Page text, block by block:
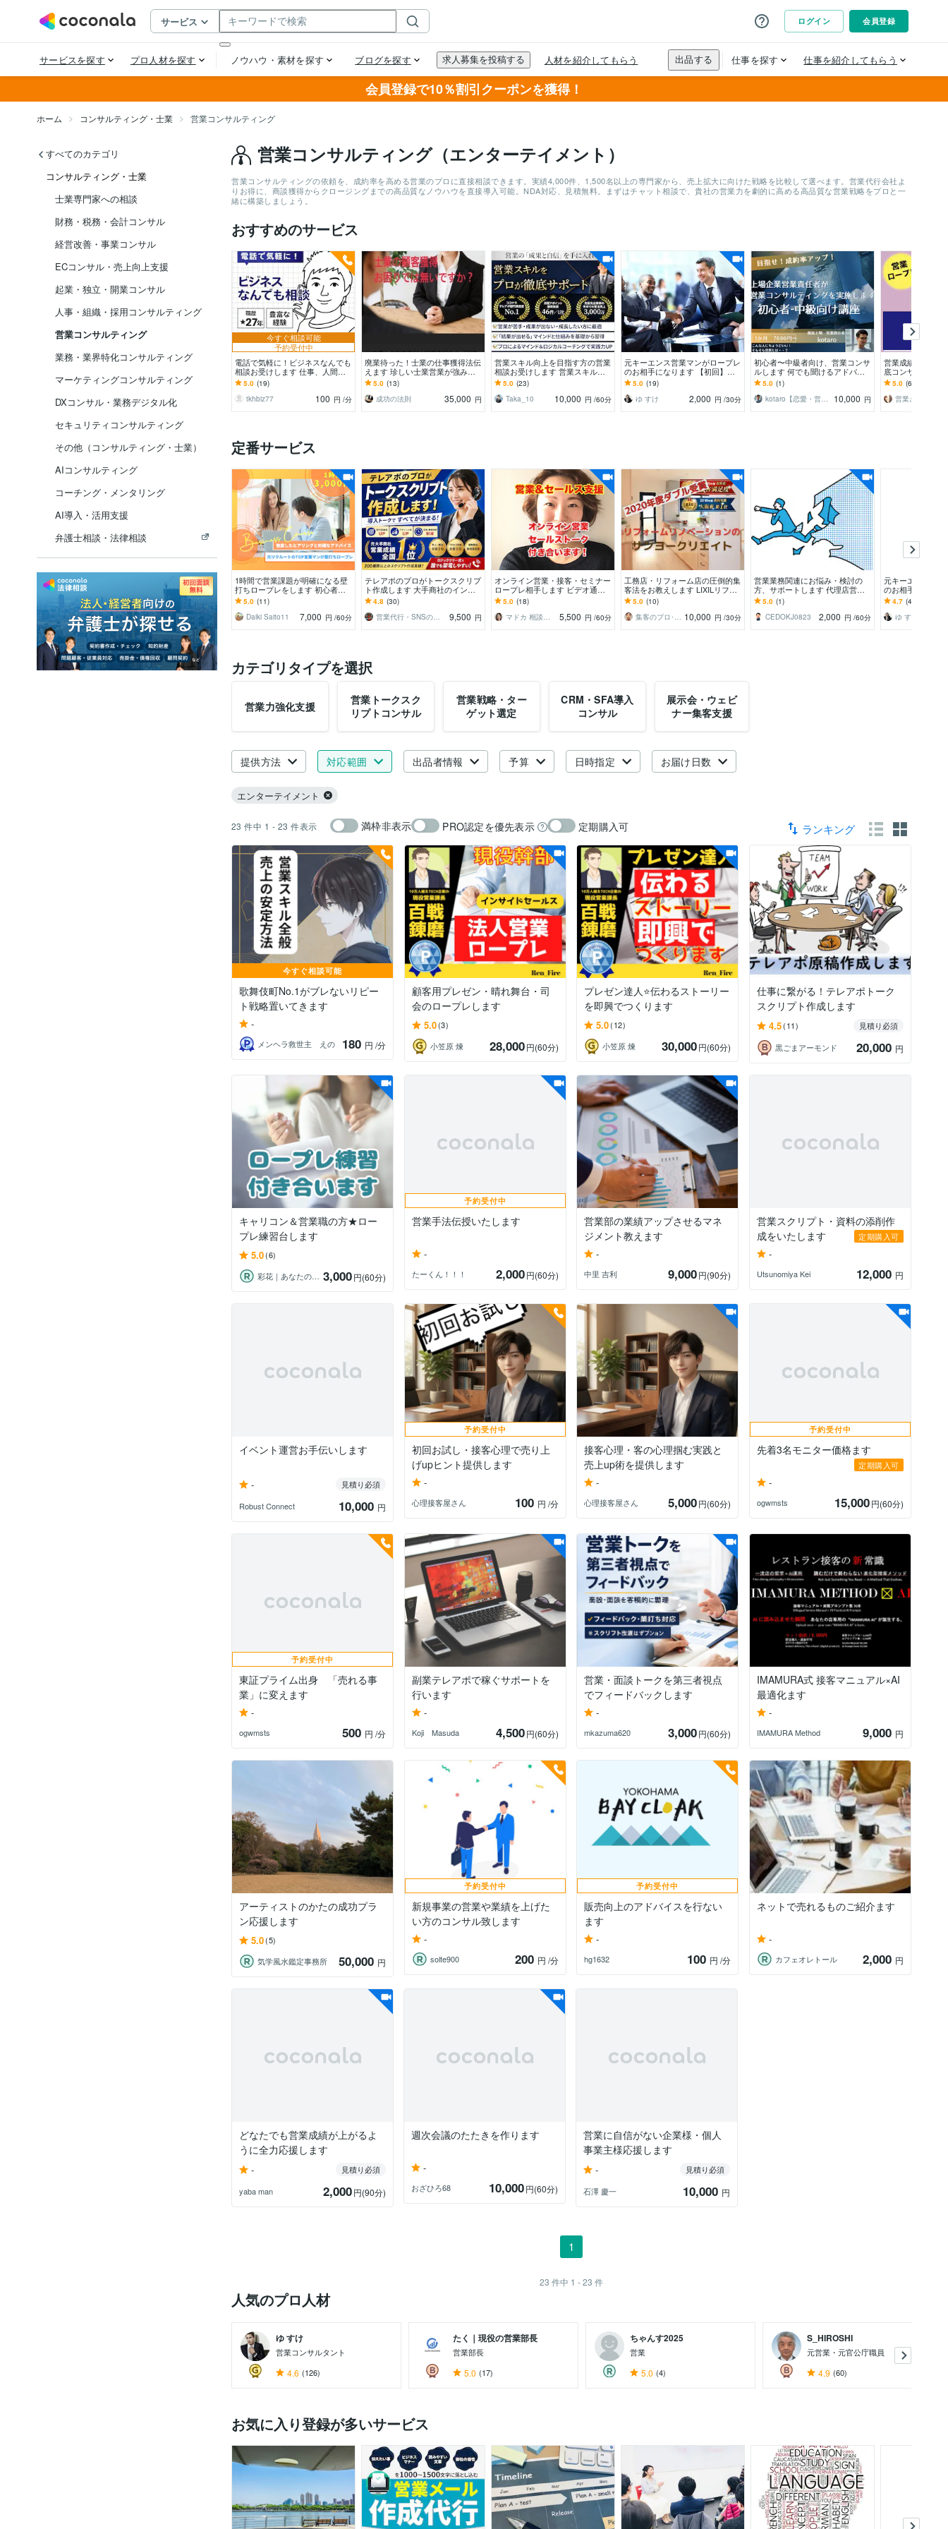
会員登録で10％割引クーポンを獲得！
ホーム コンサルティング・士業 営業コンサルティング
すべてのカテゴリ
コンサルティング・士業
士業専門家への相談
財務・税務・会計コンサル
経営改善・事業コンサル
ECコンサル・売上向上支援
起業・独立・開業コンサル
人事・組織・採用コンサルティング
営業コンサルティング
業務・業界特化コンサルティング
マーケティングコンサルティング
DXコンサル・業務デジタル化
セキュリティコンサルティング
その他（コンサルティング・士業）
AIコンサルティング
コーチング・メンタリング
AI導入・活用支援
弁護士相談・法律相談
営業コンサルティング（エンターテイメント）
営業コンサルティングの依頼を、成約率を高める営業のプロに直接相談できます。実績4,000件、1,500名以上の専門家から、売上拡大に向けた戦略を比較して選べます。営業代行会社よ
りお得に、商談獲得からクロージングまでの高品質なノウハウを直接導入可能。NDA対応、見積無料。まずはチャット相談で、貴社の営業力を劇的に高める高品質な営業戦略をプロと一
緒に構築しましょう。
おすすめのサービス
今すぐ相談可能
予約受付中
電話で気軽に！ビジネスなんでも
相談お受けします 仕事、人間関
係、キャリア相談、自己啓発な
ど・・・
5.0 (19)
tkhbiz77
100 円 /分
廃業待った！士業の仕事獲得法伝
えます 珍しい士業営業が強みを
生かす取り方教えます！すぐ対応
します
5.0 (13)
成功の法則
35,000 円
営業スキル向上を目指す方の営業
相談お受けします 営業スキル向
上を目指す方向けのお勧めプログ
ラムです
5.0 (23)
Taka_10
10,000 円 /60分
元キーエンス営業マンがロープレ
のお相手になります 【初回】初
回は詳細ヒアリングを20分実施い
たします
5.0 (19)
ゆ すけ
2,000 円 /30分
初心者〜中級者向け、営業コンサ
ルします 何でも聞けるアドバイ
ザー＆思考の壁打ちで営業力を強
化させます
5.0 (1)
kotaro【恋愛・営業・マネジメント】
10,000 円
営業成績NO1フ
底コンサルしま
浅い方・女性の
方大歓迎
5.0 (62)
定番サービス
1時間で営業課題が明確になる壁
打ちロープレをします 初心者・
経験浅い方オススメ！リクルート
出身者がフィードバック
5.0 (11)
Daiki Saito11
7,000 円 /60分
テレアポのプロがトークスクリプ
ト作成します 大手商社のインサ
イドセールスにて全国1位獲得
4.8 (30)
営業代行・SNSのプロ 〜コアタクト〜
9,500 円
オンライン営業・接客・セミナー
ロープレ相手します ビデオ通話
でセールスの練習、商談相手にな
りアドバイスします
5.0 (18)
マドカ 相談屋 ライターモデル監修SNS
5,500 円 /60分
工務店・リフォーム店の圧倒的集
客法をお教えします LIXILリフォ
ームコンタクト大阪府No1のノウ
ハウを暴露！
5.0 (10)
集客のプロ･現役広報役員 三宅 克実 10,000 円 /30分
営業業務関連にお悩み・検討の
方、サポートします 代理店営業3
0年のノウハウとキャリコン目線
でモヤモヤを解消！
5.0 (1)
CEDOKJ0823
2,000 円 /60分
元キーエンス営
のお相手になり
オ・トーク設計
バイスいたします
4.7 (47)
ゆ すけ
カテゴリタイプを選択
営業力強化支援
営業トークスク
リプトコンサル
営業戦略・ター
ゲット選定
CRM・SFA導入
コンサル
展示会・ウェビ
ナー集客支援
提供方法 対応範囲 出品者情報 予算 日時指定 お届け日数
エンターテイメント
23 件中 1 - 23 件表示 満枠非表示 PRO認定を優先表示 定期購入可 ランキング
今すぐ相談可能
歌舞伎町No.1がブレないリピー
ト戦略置いてきます
-
メンヘラ救世主 えの 180 円 /分
顧客用プレゼン・晴れ舞台・司
会のロープレします
5.0(3)
小笠原 煉
28,000円(60分)
プレゼン達人⭐伝わるストーリー
を即興でつくります
5.0(12)
小笠原 煉
30,000円(60分)
仕事に繋がる！テレアポトーク
スクリプト作成します
4.5(11)
見積り必須
黒ごまアーモンド
20,000 円
キャリコン＆営業職の方★ロー
プレ練習台します
5.0(6)
彩花｜あなたの応援者
3,000円(60分)
予約受付中
営業手法伝授いたします
-
たーくん！！！ 2,000円(60分)
営業部の業績アップさせるマネ
ジメント教えます
-
中里 吉利 9,000円(90分)
営業スクリプト・資料の添削作
成をいたします
定期購入可
-
Utsunomiya Kei 12,000 円
イベント運営お手伝いします
-
見積り必須
Robust Connect
10,000 円
予約受付中
初回お試し・接客心理で売り上
げupヒント提供します
-
心理接客屋さん 100 円 /分
接客心理・客の心理掴む実践と
売上up術を提供します
-
心理接客屋さん 5,000円(60分)
予約受付中
先着3名モニター価格ます
定期購入可
-
ogwmsts 15,000円(60分)
予約受付中
東証プライム出身 「売れる事
業」に変えます
-
ogwmsts 500 円 /分
副業テレアポで稼ぐサポートを
行います
-
Koji Masuda 4,500円(60分)
営業・面談トークを第三者視点
でフィードバックします
-
mkazuma620 3,000円(60分)
IMAMURA式 接客マニュアル×AI
最適化ます
-
IMAMURA Method 9,000 円
アーティストのかたの成功プラ
ン応援します
5.0(5)
気学風水鑑定事務所
50,000 円
予約受付中
新規事業の営業や業績を上げた
い方のコンサル致します
-
solte900 200 円 /分
予約受付中
販売向上のアドバイスを行ない
ます
-
hg1632 100 円/分
ネットで売れるものご紹介ます
-
カフェオレトール 2,000 円
どなたでも営業成績が上がるよ
うに全力応援します
-
見積り必須
yaba man
2,000円(90分)
週次会議のたたきを作ります
-
おざひろ68 10,000円(60分)
営業に自信がない企業様・個人
事業主様応援します
-
見積り必須
石澤 慶一
10,000 円
1
23 件中 1 - 23 件
人気のプロ人材
ゆ すけ
営業コンサルタント
4.6 (126)
たく｜現役の営業部長
営業部長
5.0 (17)
ちゃんす2025
営業
5.0 (4)
S_HIROSHI
元営業・元官公庁職員
4.9 (60)
お気に入り登録が多いサービス